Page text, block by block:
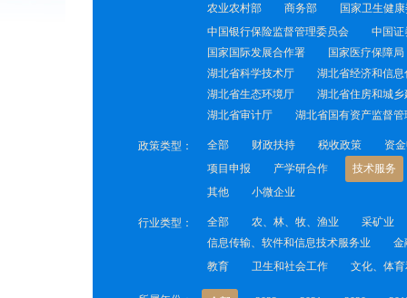
农业农村部
商务部 国家卫生健
中国银行保险监督管理委员会
中国证
国家国际发展合作署
国家医疗保障局
湖北省科学技术厅
湖北省经济和信息
湖北省生态环境厅
湖北省住房和城乡
湖北省审计厅
湖北省国有资产监督管
政策类型： 全部 财政扶持 税收政策 资
项目申报
产学研合作 技术服务
其他
小微企业
行业类型： 全部 农、林、牧、渔业 采矿业
信息传输、软件和信息技术服务业
金
教育
卫生和社会工作 文化、体